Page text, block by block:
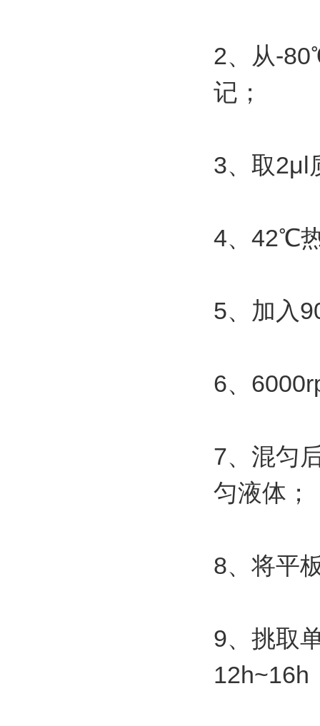
2、从-80
记；
3、取2μl
4、 42℃
5、加入
6、
7、混匀
匀液体；
8、将平
9、挑取
12h~16h